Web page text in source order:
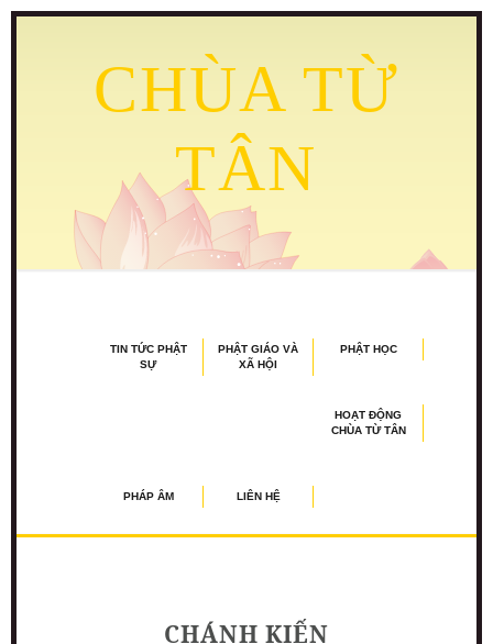
CHÙA TỪ
TÂN
TIN TỨC PHẬT
SỰ
PHẬT GIÁO VÀ
XÃ HỘI
PHẬT HỌC
HOẠT ĐỘNG
CHÙA TỪ TÂN
PHÁP ÂM LIÊN HỆ
CHÁNH KIẾN